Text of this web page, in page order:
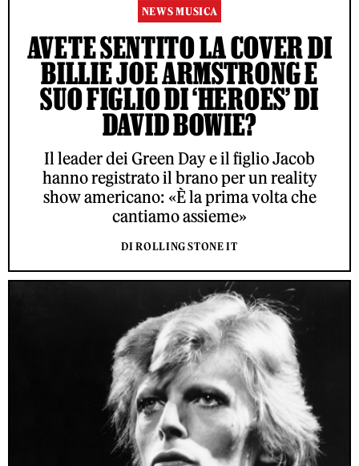
NEWS MUSICA
AVETE SENTITO LA COVER DI
BILLIE JOE ARMSTRONG E
SUO FIGLIO DI ‘HEROES’ DI
DAVID BOWIE?
Il leader dei Green Day e il figlio Jacob
hanno registrato il brano per un reality
show americano: «È la prima volta che
cantiamo assieme»
DI ROLLING STONE IT